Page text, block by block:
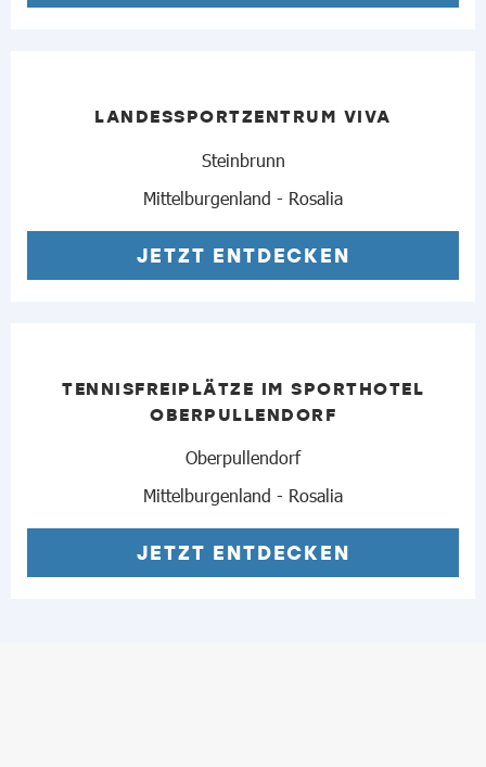
LANDESSPORTZENTRUM VIVA
Steinbrunn
Mittelburgenland - Rosalia
JETZT ENTDECKEN
TENNISFREIPLÄTZE IM SPORTHOTEL
OBERPULLENDORF
Oberpullendorf
Mittelburgenland - Rosalia
JETZT ENTDECKEN